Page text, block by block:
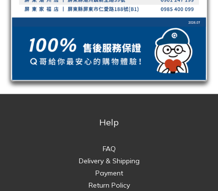
Help
FAQ
Delivery & Shipping
Payment
Return Policy